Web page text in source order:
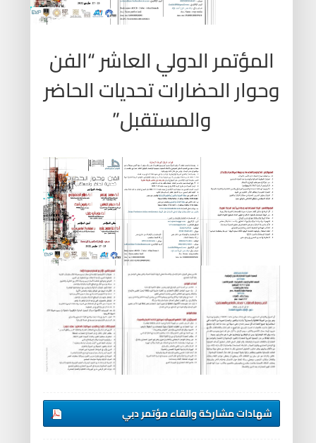
المؤتمر الدولي العاشر “الفن
وحوار الحضارات تحديات الحاضر
والمستقبل”
شهادات مشاركة والقاء مؤتمر دبي